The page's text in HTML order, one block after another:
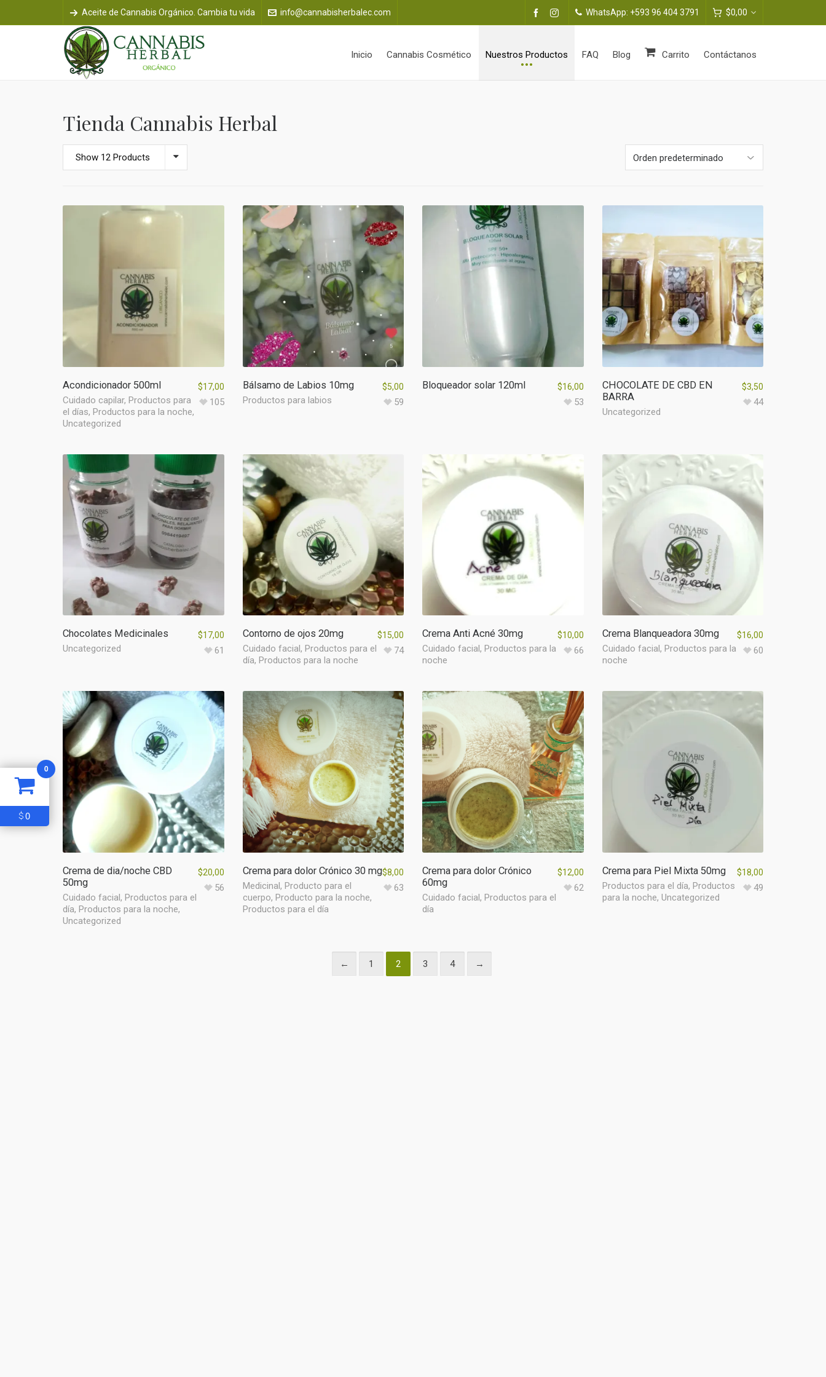
Aceite de Cannabis Orgánico. Cambia tu vida info@cannabisherbalec.com WhatsApp: +593 96 404 3791 $0,00
Inicio Cannabis Cosmético Nuestros Productos FAQ Blog Carrito Contáctanos
Tienda Cannabis Herbal
Show 12 Products
Acondicionador 500ml
Cuidado capilar, Productos para
el días, Productos para la noche,
Uncategorized
$17,00
105
Bálsamo de Labios 10mg
Productos para labios
$5,00
59
Bloqueador solar 120ml $16,00
53
CHOCOLATE DE CBD EN
BARRA
Uncategorized
$3,50
44
Chocolates Medicinales
Uncategorized
$17,00
61
Contorno de ojos 20mg
Cuidado facial, Productos para el
día, Productos para la noche
$15,00
74
Crema Anti Acné 30mg
Cuidado facial, Productos para la
noche
$10,00
66
Crema Blanqueadora 30mg
Cuidado facial, Productos para la
noche
$16,00
60
Crema de dia/noche CBD
50mg
Cuidado facial, Productos para el
día, Productos para la noche,
Uncategorized
$20,00
56
Crema para dolor Crónico 30 mg
Medicinal, Producto para el
cuerpo, Producto para la noche,
Productos para el día
$8,00
63
Crema para dolor Crónico
60mg
Cuidado facial, Productos para el
día
$12,00
62
Crema para Piel Mixta 50mg
Productos para el día, Productos
para la noche, Uncategorized
$18,00
49
← 1 2 3 4 →
0
$0